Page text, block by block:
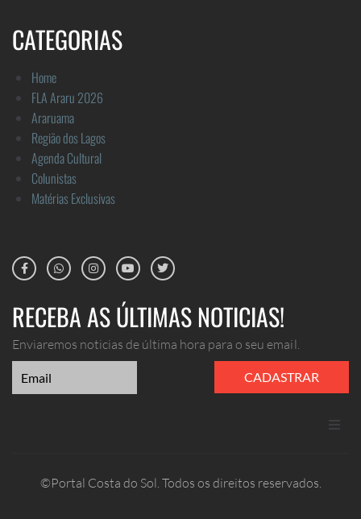
CATEGORIAS
Home
FLA Araru 2026
Araruama
Região dos Lagos
Agenda Cultural
Colunistas
Matérias Exclusivas
RECEBA AS ÚLTIMAS NOTICIAS!
Enviaremos noticias de última hora para o seu email.
CADASTRAR
©Portal Costa do Sol. Todos os direitos reservados.